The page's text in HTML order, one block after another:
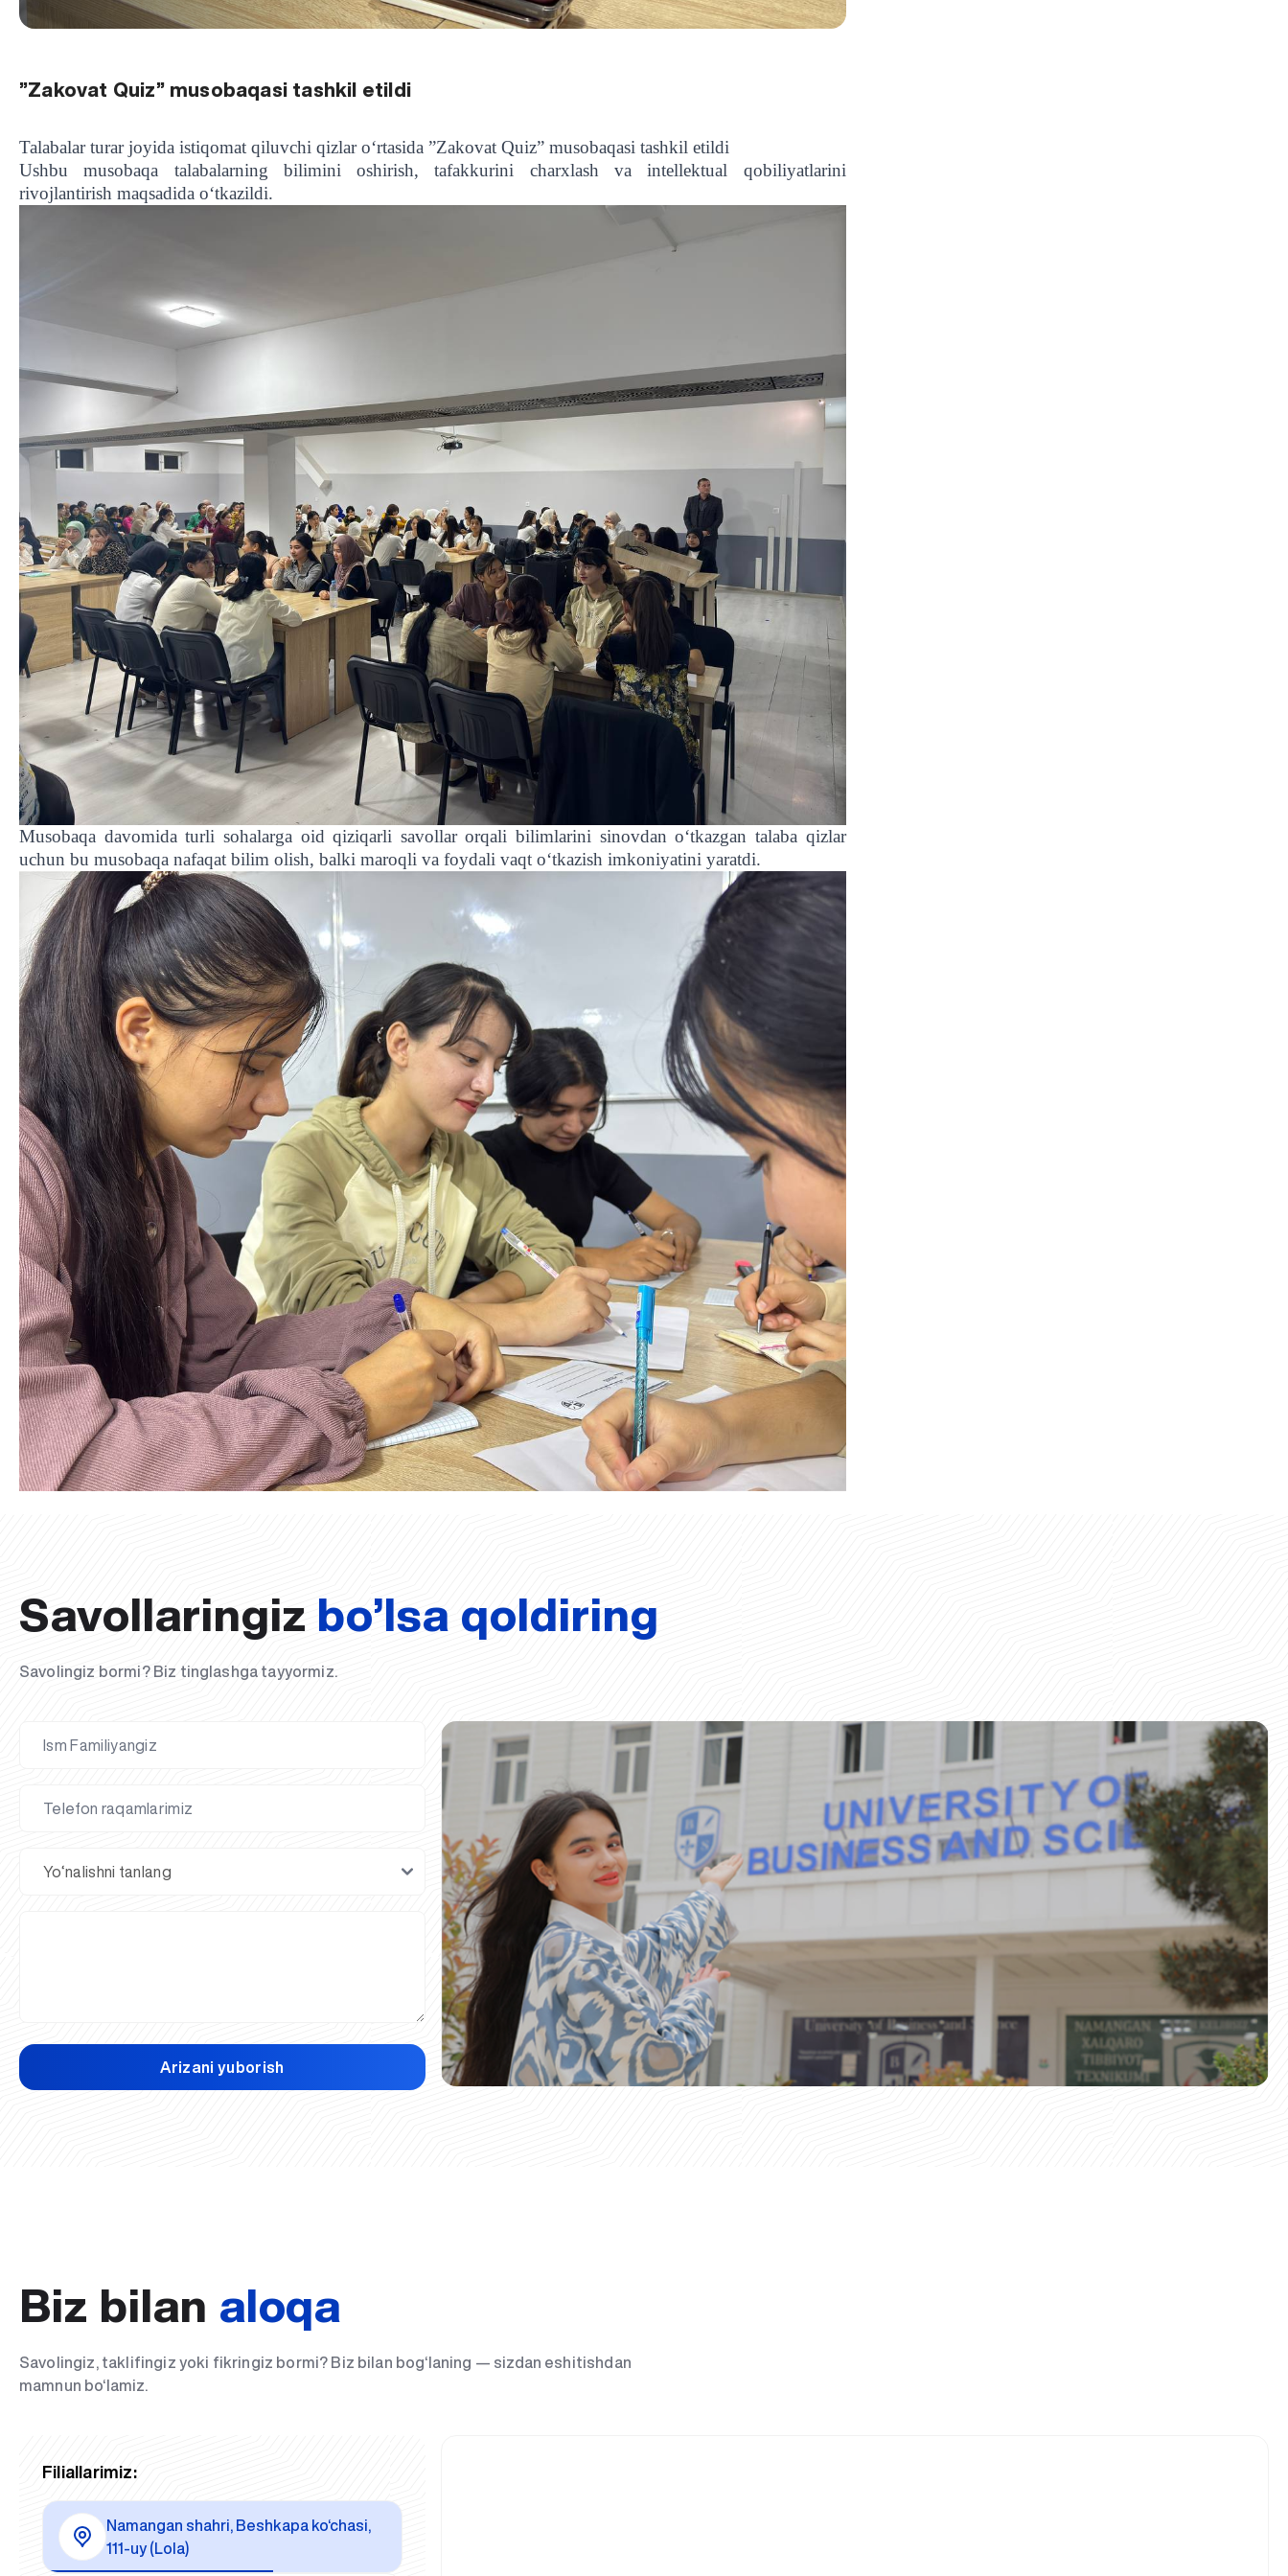
”Zakovat Quiz” musobaqasi tashkil etildi
Talabalar turar joyida istiqomat qiluvchi qizlar o‘rtasida ”Zakovat Quiz” musobaqasi tashkil etildi
Ushbu musobaqa talabalarning bilimini oshirish, tafakkurini charxlash va intellektual qobiliyatlarini
rivojlantirish maqsadida o‘tkazildi.
Musobaqa davomida turli sohalarga oid qiziqarli savollar orqali bilimlarini sinovdan o‘tkazgan talaba qizlar
uchun bu musobaqa nafaqat bilim olish, balki maroqli va foydali vaqt o‘tkazish imkoniyatini yaratdi.
Savollaringiz bo’lsa qoldiring
Savolingiz bormi? Biz tinglashga tayyormiz.
Arizani yuborish
Biz bilan aloqa
Savolingiz, taklifingiz yoki fikringiz bormi? Biz bilan bog‘laning — sizdan eshitishdan
mamnun bo‘lamiz.
Filiallarimiz:
Namangan shahri, Beshkapa ko‘chasi,
111-uy (Lola)